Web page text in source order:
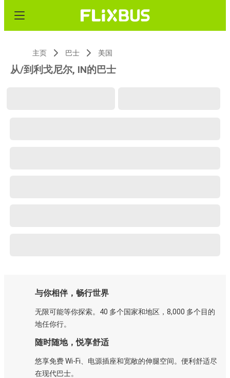
主页 巴士 美国
从/到利戈尼尔, IN的巴士
与你相伴，畅行世界
无限可能等你探索。40 多个国家和地区，8,000 多个目的
地任你行。
随时随地，悦享舒适
悠享免费 Wi-Fi、电源插座和宽敞的伸腿空间。便利舒适尽
在现代巴士。